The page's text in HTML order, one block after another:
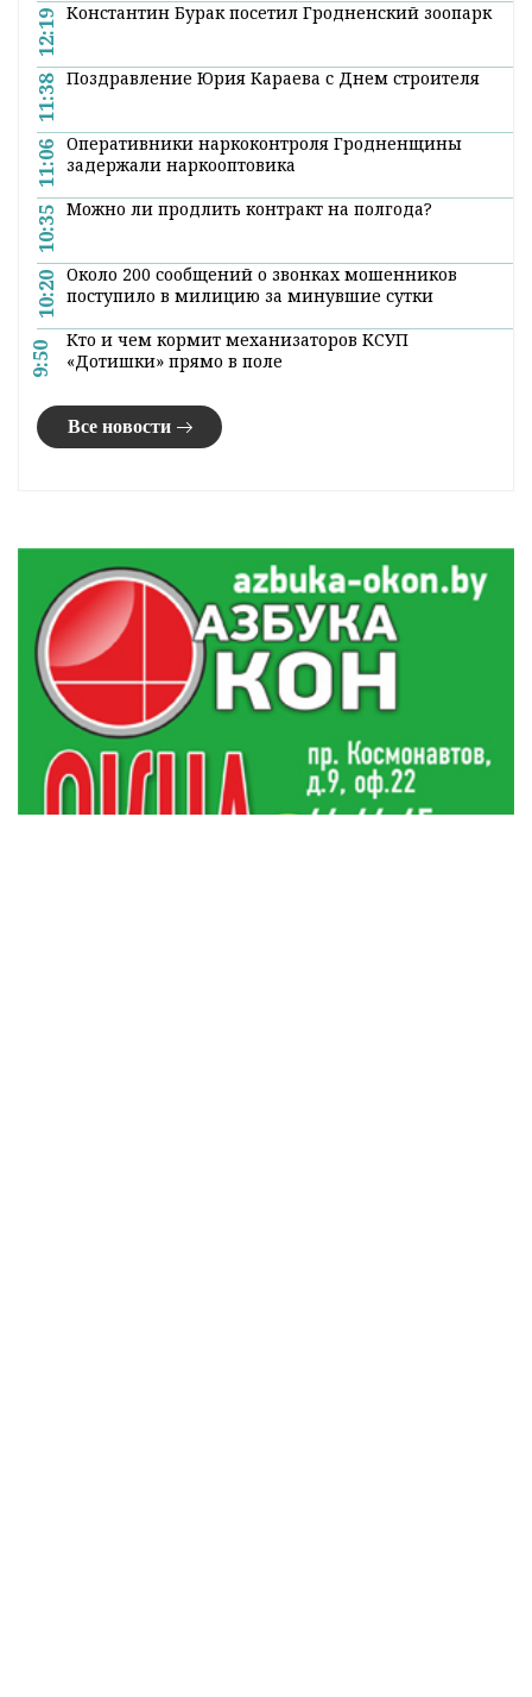
12:19 Константин Бурак посетил Гродненский зоопарк
11:38 Поздравление Юрия Караева с Днем строителя
11:06 Оперативники наркоконтроля Гродненщины
задержали наркооптовика
10:35 Можно ли продлить контракт на полгода?
10:20 Около 200 сообщений о звонках мошенников
поступило в милицию за минувшие сутки
9:50
Кто и чем кормит механизаторов КСУП
«Дотишки» прямо в поле
Все новости